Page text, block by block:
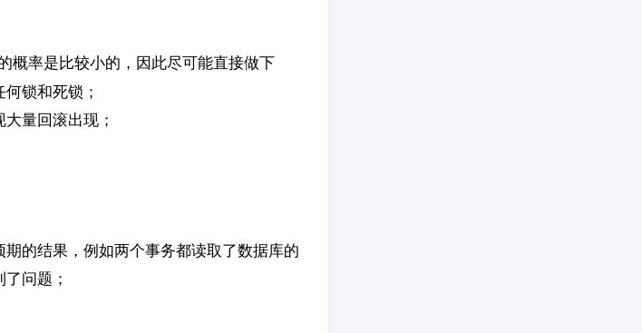
概率是比较小的，因此尽可能直接做下
锁和死锁；
量回滚出现；
的结果，例如两个事务都读取了数据库的
问题；